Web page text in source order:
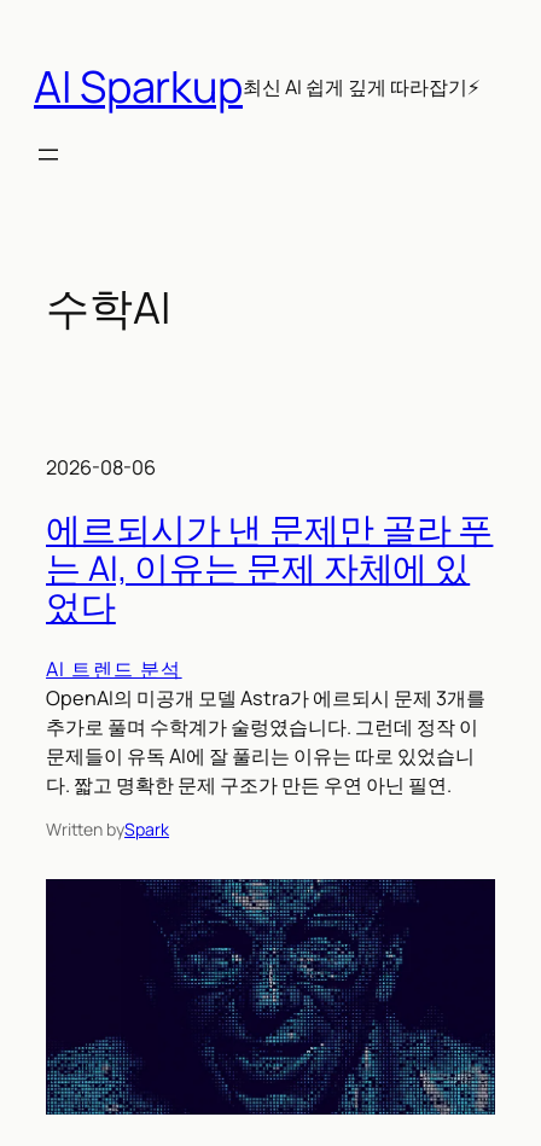
AI Sparkup최신 AI 쉽게 깊게 따라잡기⚡
수학AI
2026-08-06
에르되시가 낸 문제만 골라 푸
는 AI, 이유는 문제 자체에 있
었다
AI 트렌드 분석
OpenAI의 미공개 모델 Astra가 에르되시 문제 3개를
추가로 풀며 수학계가 술렁였습니다. 그런데 정작 이
문제들이 유독 AI에 잘 풀리는 이유는 따로 있었습니
다. 짧고 명확한 문제 구조가 만든 우연 아닌 필연.
Written bySpark